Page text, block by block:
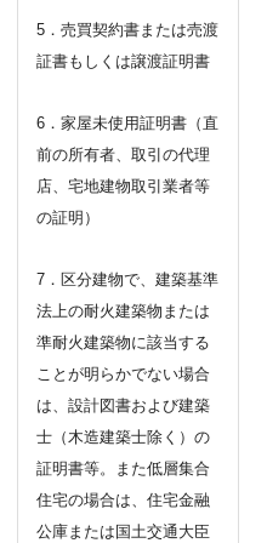
5．売買契約書または売渡
証書もしくは譲渡証明書
6．家屋未使用証明書（直
前の所有者、取引の代理
店、宅地建物取引業者等
の証明）
7．区分建物で、建築基準
法上の耐火建築物または
準耐火建築物に該当する
ことが明らかでない場合
は、設計図書および建築
士（木造建築士除く）の
証明書等。また低層集合
住宅の場合は、住宅金融
公庫または国土交通大臣